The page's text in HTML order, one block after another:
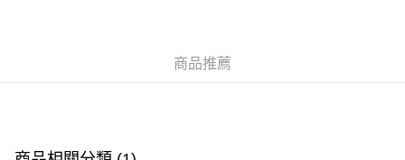
商品推薦